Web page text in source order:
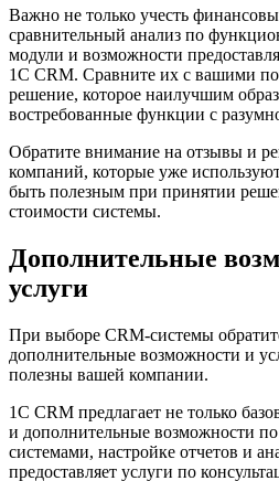
Важно не только учесть
сравнительный анализ по
модули и возможности
1С CRM. Сравните их с вашими
решение, которое наилучшим
востребованные функции с
Обратите внимание на отзывы и
компаний, которые уже
быть полезным при принятии
стоимости системы.
Дополнительные
услуги
При выборе CRM-системы
дополнительные возможности и
полезны вашей компании.
1С CRM предлагает не только
и дополнительные возможности
системами, настройке отчетов и
предоставляет услуги по